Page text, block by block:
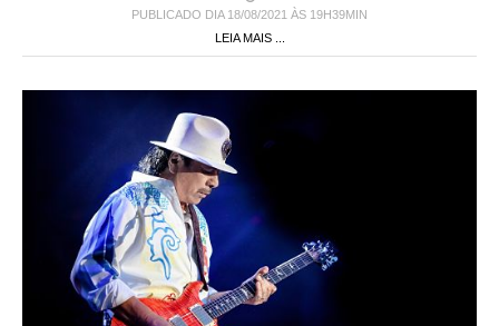
PUBLICADO DIA 18/08/2021 ÀS 19H39MIN
LEIA MAIS ...